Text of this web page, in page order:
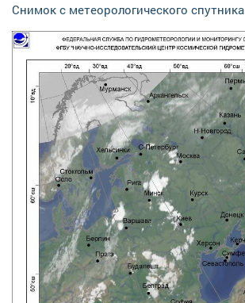
Снимок с метеорологического спутника